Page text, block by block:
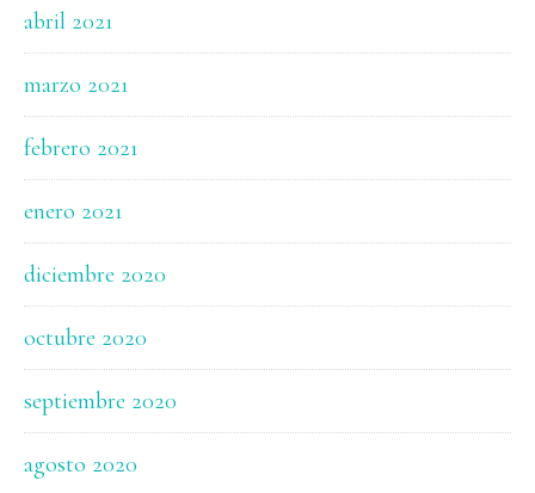
abril 2021
marzo 2021
febrero 2021
enero 2021
diciembre 2020
octubre 2020
septiembre 2020
agosto 2020